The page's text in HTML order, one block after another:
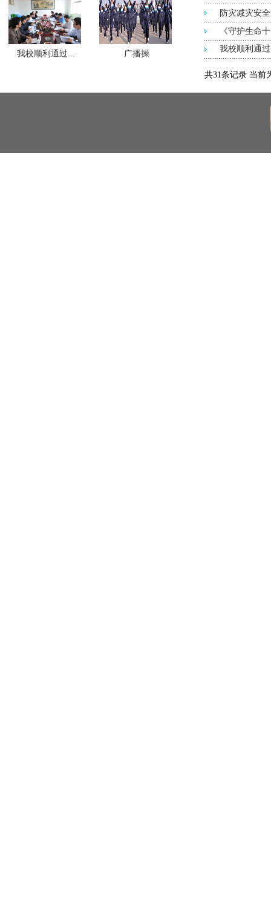
我校顺利通过... 广播操
防灾减灾安
《守护生命
我校顺利通
共31条记录 当前